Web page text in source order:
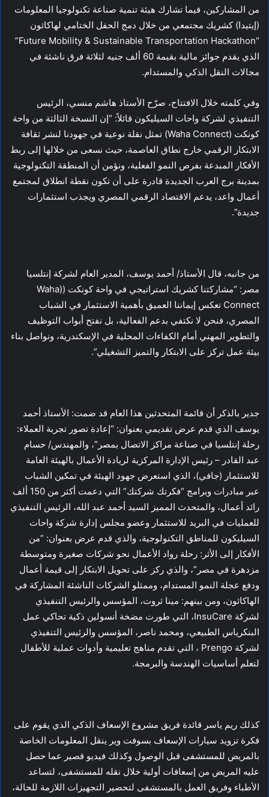
من المشاركين، فيما تشارك هيئة تنمية صناعة تكنولوجيا المعلومات
(إيتيدا) كشريك مجتمعي من خلال دمج الحفل الختامي لهاكاثون
“Future Mobility & Sustainable Transportation Hackathon”
الذي يقدم جوائز مالية بقيمة 60 ألف جنيه لثلاثة فرق ناشئة في
مجالات النقل الذكي والمستدام.
وفي كلمته خلال الافتتاح، صرّح الأستاذ هاشم منسي، الرئيس
التنفيذي لشركة واحات السيليكون قائلاً: “إن النسخة الثالثة من واحة
كونكت (Waha Connect) تمثل نقلة نوعية في جهودنا لنشر ثقافة
الابتكار الرقمي خارج نطاق العاصمة، حيث نسعى من خلالها إلى ربط
الأفكار المبدعة بفرص النمو الفعلية، ونؤمن أن المنطقة التكنولوجية
بمدينة برج العرب الجديدة قادرة على أن تكون نقطة انطلاق لمجتمع
أعمال واعد، يدعم الاقتصاد الرقمي المصري ويجذب استثمارات
جديدة”.
من جانبه، قال الأستاذ/ أحمد يوسف، المدير العام لشركة إنتلسيا
مصر: “مشاركتنا كشريك استراتيجي في واحة كونكت ((Waha
Connect تعكس إيماننا العميق بأهمية الاستثمار في الشباب
المصري، فنحن لا نكتفي بدعم الفعالية، بل نفتح أبواب التوظيف
والتطوير المهني أمام الكفاءات المحلية في الإسكندرية، ونواصل بناء
بيئة عمل تركز على الابتكار والتميز التشغيلي”.
جدير بالذكر أن قائمة المتحدثين هذا العام قد ضمت: الأستاذ أحمد
يوسف الذي قدم عرض تقديمي بعنوان: “إعادة تصور تجربة العملاء:
رحلة إنتلسيا في صناعة مراكز الاتصال بمصر”، والمهندس/ حسام
عبد القادر – رئيس الإدارة المركزية لريادة الأعمال بالهيئة العامة
للاستثمار (جافي)، الذي استعرض جهود الهيئة في تمكين الشباب
عبر مبادرات وبرامج “فكرتك شركتك” التي دعمت أكثر من 150 ألف
رائد أعمال، والمتحدث المميز السيد أحمد عبد الله، الرئيس التنفيذي
للعمليات في البريد للاستثمار وعضو مجلس إدارة شركة واحات
السيليكون للمناطق التكنولوجية، والذي قدم عرض بعنوان: “من
الأفكار إلى الأثر: رحلة رواد الأعمال نحو شركات صغيرة ومتوسطة
مزدهرة في مصر”، والذي ركز على تحويل الابتكار إلى قيمة أعمال
ودفع عجلة النمو المستدام، وممثلو الشركات الناشئة المشاركة في
الهاكاثون، ومن بينهم: مينا ثروت، المؤسس والرئيس التنفيذي
لشركة InsuCare، التي طورت مضخة أنسولين ذكية تحاكي عمل
البنكرياس الطبيعي، ومحمد ناصر، المؤسس والرئيس التنفيذي
لشركة Prengo ، التي تقدم مناهج تعليمية وأدوات عملية للأطفال
لتعلم أساسيات الهندسة والبرمجة.
كذلك ريم ياسر قائدة فريق مشروع الإسعاف الذكي الذي يقوم على
فكرة تزويد سيارات الإسعاف بسوفت وير ينقل المعلومات الخاصة
بالمريض للمستشفى قبل الوصول وكذلك فيديو قصير عما حصل
عليه المريض من إسعافات أولية خلال نقله للمستشفى، لتساعد
الأطباء وفريق العمل بالمستشفى لتحضير التجهيزات اللازمة للحالة،